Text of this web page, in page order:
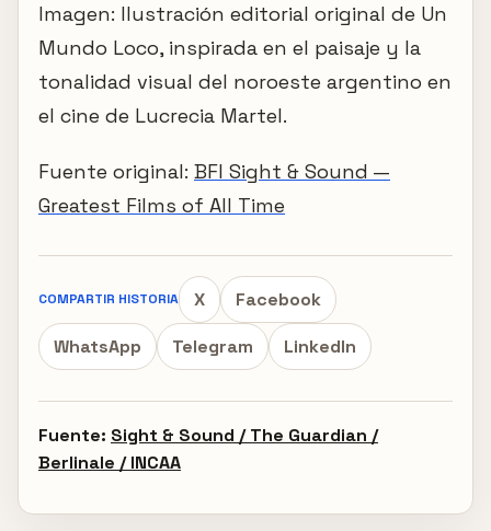
Imagen: Ilustración editorial original de Un
Mundo Loco, inspirada en el paisaje y la
tonalidad visual del noroeste argentino en
el cine de Lucrecia Martel.
Fuente original: BFI Sight & Sound —
Greatest Films of All Time
COMPARTIR HISTORIA X Facebook
WhatsApp Telegram LinkedIn
Fuente: Sight & Sound / The Guardian /
Berlinale / INCAA